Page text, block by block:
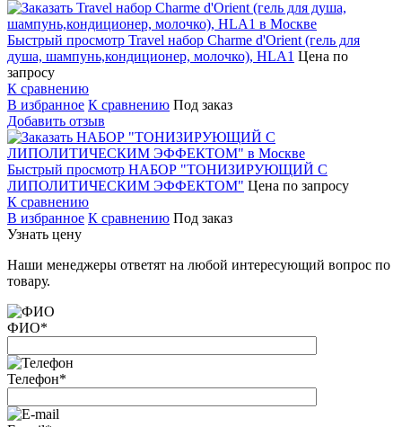
Быстрый просмотр Travel набор Charme d'Orient (гель для
душа, шампунь,кондиционер, молочко), HLA1 Цена по
запросу
К сравнению
В избранное К сравнению Под заказ
Добавить отзыв
Быстрый просмотр НАБОР "ТОНИЗИРУЮЩИЙ С
ЛИПОЛИТИЧЕСКИМ ЭФФЕКТОМ" Цена по запросу
К сравнению
В избранное К сравнению Под заказ
Узнать цену
Наши менеджеры ответят на любой интересующий вопрос по
товару.
ФИО*
Телефон*